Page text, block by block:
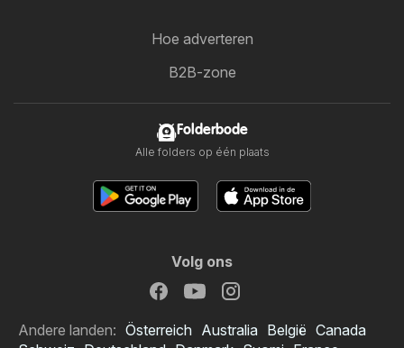
Hoe adverteren
B2B-zone
Folderbode
Alle folders op één plaats
Volg ons
Andere landen: Österreich Australia België Canada